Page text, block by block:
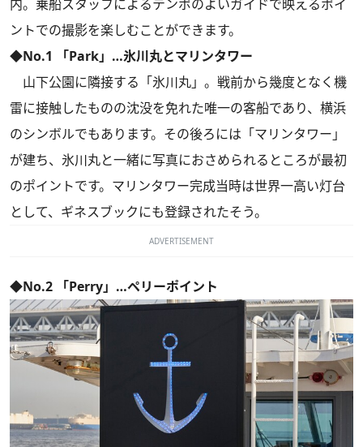
内。乗船スタッフによるテンポのよいガイドで映えるポイ
ントでの撮影を楽しむことができます。
◆No.1 「Park」…氷川丸とマリンタワー
山下公園に隣接する「氷川丸」。戦前から幾度となく機
雷に接触したものの沈没を免れた唯一の客船であり、横浜
のシンボルでもあります。その後ろには「マリンタワー」
が建ち、氷川丸と一緒に写真におさめられるところが最初
のポイントです。マリンタワー完成当時は世界一高い灯台
として、ギネスブックにも登録されたそう。
ADVERTISEMENT
◆No.2 「Perry」…ペリーポイント